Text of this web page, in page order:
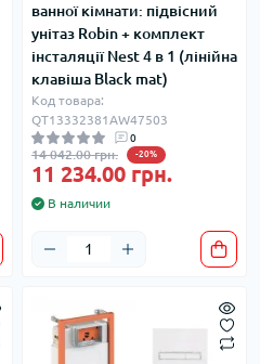
ванної кімнати: підвісний
унітаз Robin + комплект
інсталяції Nest 4 в 1 (лінійна
клавіша Black mat)
Код товара:
QT13332381AW47503
0
14 042.00 грн. -20%
11 234.00 грн.
В наличии